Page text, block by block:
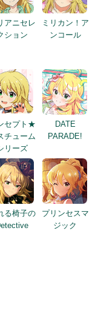
アニセレ
ション
ミリカン！ア
ンコール
セプト★
チューム
リーズ
DATE
PARADE!
る椅子の
プリンセスマ
ジック